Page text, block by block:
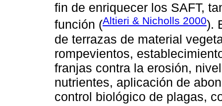
fin de enriquecer los SAFT,
función (Altieri & Nicholls 2000).
de terrazas de material
rompevientos,
franjas contra la erosión,
nutrientes, aplicación de
control biológico de plagas,